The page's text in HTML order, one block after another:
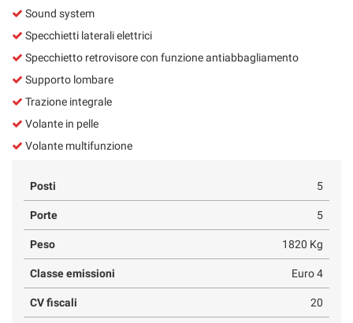
Sound system
Specchietti laterali elettrici
Specchietto retrovisore con funzione antiabbagliamento
Supporto lombare
Trazione integrale
Volante in pelle
Volante multifunzione
Posti 5
Porte 5
Peso 1820 Kg
Classe emissioni Euro 4
CV fiscali 20